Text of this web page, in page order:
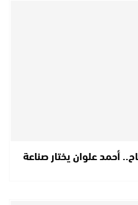
أحمد علوان يختار صناعة